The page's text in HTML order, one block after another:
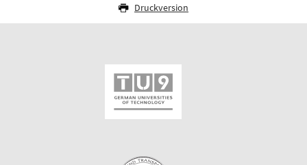
Druckversion